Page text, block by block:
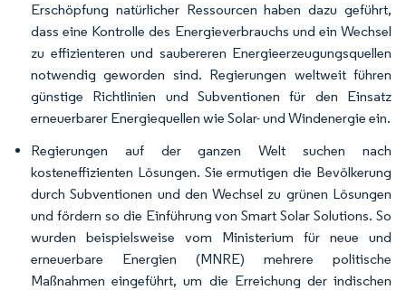
Erschöpfung natürlicher Ressourcen haben dazu geführt,
dass eine Kontrolle des Energieverbrauchs und ein Wechsel
zu effizienteren und saubereren Energieerzeugungsquellen
notwendig geworden sind. Regierungen weltweit führen
günstige Richtlinien und Subventionen für den Einsatz
erneuerbarer Energiequellen wie Solar- und Windenergie ein.
Regierungen auf der ganzen Welt suchen nach
kosteneffizienten Lösungen. Sie ermutigen die Bevölkerung
durch Subventionen und den Wechsel zu grünen Lösungen
und fördern so die Einführung von Smart Solar Solutions. So
wurden beispielsweise vom Ministerium für neue und
erneuerbare Energien (MNRE) mehrere politische
Maßnahmen eingeführt, um die Erreichung der indischen